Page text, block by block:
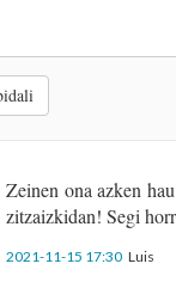
Zeinen ona azken
zitzaizkidan! Segi
2021-11-15 17:30 Luis